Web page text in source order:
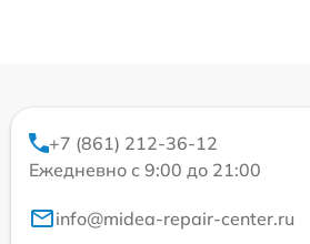
+7 (861) 212-36-12
Ежедневно с 9:00 до 21:00
info@midea-repair-center.ru